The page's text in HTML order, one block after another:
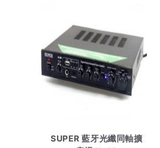
SUPER 藍牙光纖同軸擴